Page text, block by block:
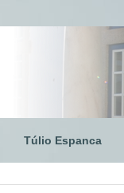
Túlio Espanca